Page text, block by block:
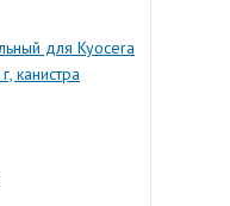
для Kyocera
канистра